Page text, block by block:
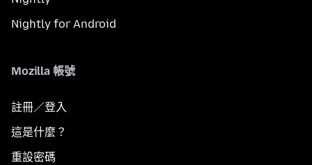
Nightly for Android
Mozilla 帳號
註冊／登入
這是什麼？
重設密碼